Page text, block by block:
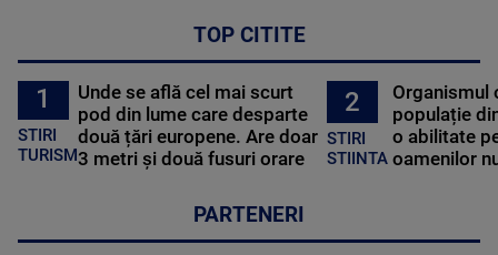
TOP CITITE
1
STIRI
TURISM
Unde se află cel mai scurt
pod din lume care desparte
două țări europene. Are doar
3 metri și două fusuri orare
2
STIRI
STIINTA
Organismul
populație
o abilitate
oamenilor
PARTENERI